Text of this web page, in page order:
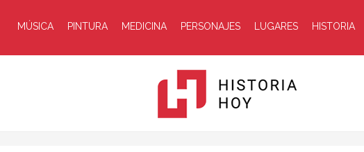
MÚSICA PINTURA MEDICINA PERSONAJES LUGARES HISTORIA